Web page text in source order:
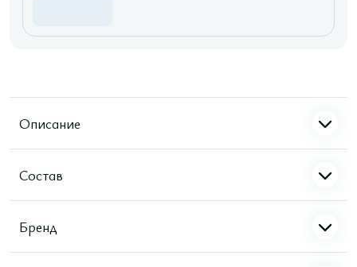
Описание
Состав
Бренд